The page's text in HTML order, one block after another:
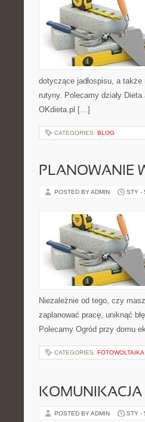
dotyczące jadłospisu, a
rutyny. Polecamy działy
OKdieta.pl […]
CATEGORIES: BLOG
PLANOWANIE
POSTED BY ADMIN STY -
Niezależnie od tego, czy
zaplanować pracę, uniknąć
Polecamy Ogród przy domu
CATEGORIES:
POSTED BY ADMIN STY -